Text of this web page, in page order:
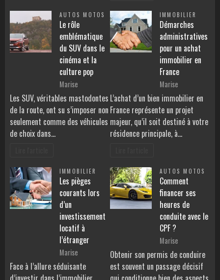
AUTOS MOTOS
Le rôle
emblématique
du SUV dans le
cinéma et la
culture pop
Marise
Les SUV, véritables mastodontes
de la route, ont su s’imposer non
seulement comme des véhicules
de choix dans…
IMMOBILIER
Démarches
administratives
pour un achat
immobilier en
France
Marise
L’achat d’un bien immobilier en
France représente un projet
majeur, qu’il soit destiné à votre
résidence principale, à…
IMMOBILIER
Les pièges
courants lors
d’un
investissement
locatif à
l’étranger
Marise
Face à l’allure séduisante
AUTOS MOTOS
Comment
financer ses
heures de
conduite avec le
CPF ?
Marise
Obtenir son permis de conduire
est souvent un passage décisif